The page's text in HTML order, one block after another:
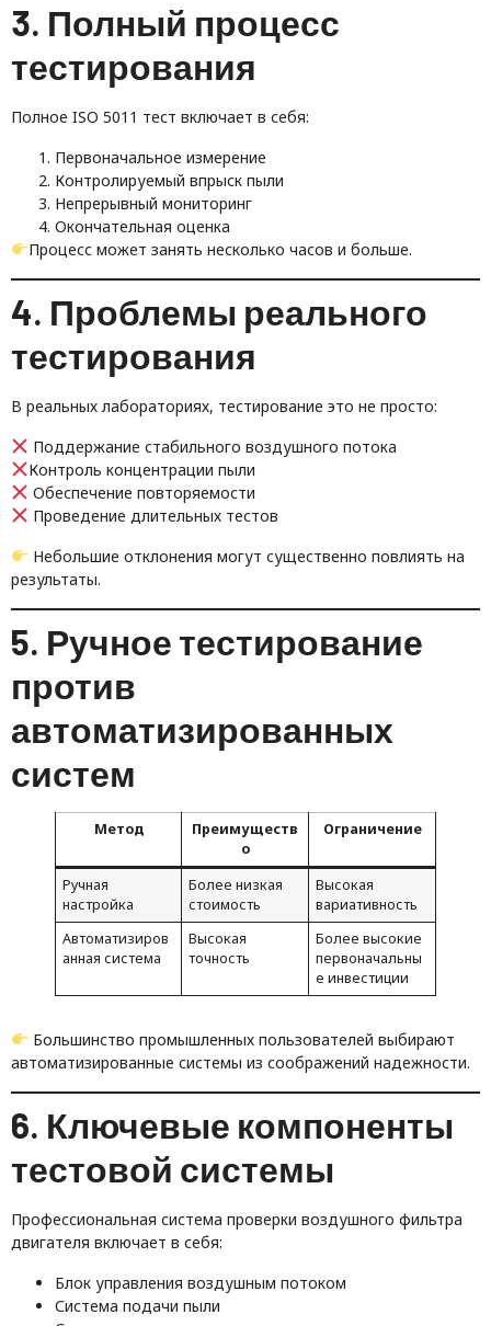
3. Полный процесс
тестирования
Полное ISO 5011 тест включает в себя:
Первоначальное измерение
Контролируемый впрыск пыли
Непрерывный мониторинг
Окончательная оценка
Процесс может занять несколько часов и больше.
4. Проблемы реального
тестирования
В реальных лабораториях, тестирование это не просто:
Поддержание стабильного воздушного потока
Контроль концентрации пыли
Обеспечение повторяемости
Проведение длительных тестов
Небольшие отклонения могут существенно повлиять на
результаты.
5. Ручное тестирование
против
автоматизированных
систем
Метод
Преимуществ
о
Ограничение
Ручная
настройка
Более низкая
стоимость
Высокая
вариативность
Автоматизиров
анная система
Высокая
точность
Более высокие
первоначальны
е инвестиции
Большинство промышленных пользователей выбирают
автоматизированные системы из соображений надежности.
6. Ключевые компоненты
тестовой системы
Профессиональная система проверки воздушного фильтра
двигателя включает в себя:
Блок управления воздушным потоком
Система подачи пыли